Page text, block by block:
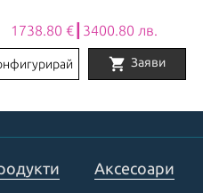
1738.80 €┃3400.80 лв.
shopping_cart Заяви
Аксесоари